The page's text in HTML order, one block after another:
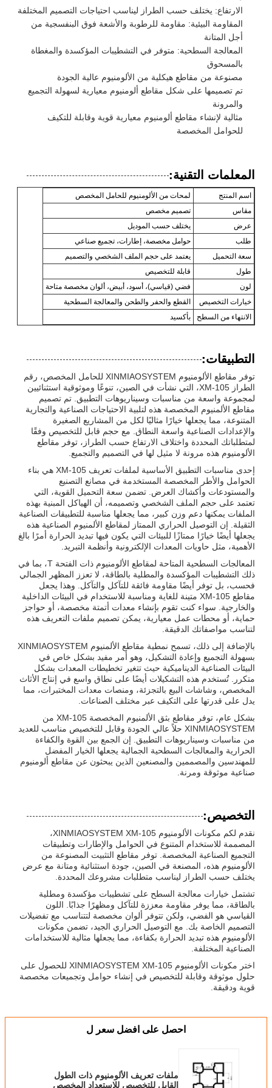
الارتفاع: يختلف حسب الطراز ليناسب احتياجات التصميم المختلفة
المقاومة البيئية: مقاومة للرطوبة والأشعة فوق البنفسجية من
أجل المتانة
المعالجة السطحية: متوفر في التشطيبات المؤكسدة والمغطاة
بالمسحوق
مصنوعة من مقاطع هيكلية من الألومنيوم عالية الجودة
تم تصميمها على شكل مقاطع ألومنيوم معيارية لسهولة التجميع
والمرونة
مثالية لإنشاء مقاطع ألومنيوم معيارية قوية وقابلة للتكيف
للحوامل المخصصة
المعلمات التقنية:
اسم المنتج
لمحات من الألومنيوم للحامل المخصص
مقاس
تصميم مخصص
عرض
يختلف حسب الموديل
طلب
حوامل مخصصة، إطارات، تجميع صناعي
سعة التحميل
يعتمد على حجم الملف الشخصي والتصميم
طول
قابلة للتخصيص
لون
فضي (قياسي)، أسود، أبيض، ألوان مخصصة متاحة
خيارات التخصيص
القطع والحفر والطحن والمعالجة السطحية
الانتهاء من السطح
بأكسيد
التطبيقات:
توفر مقاطع الألومنيوم XINMIAOSYSTEM للحامل المخصص، رقم
الطراز XM-105، التي نشأت في الصين، تنوعًا وموثوقية استثنائيين
لمجموعة واسعة من مناسبات وسيناريوهات التطبيق. تم تصميم
مقاطع الألمنيوم المخصصة هذه لتلبية الاحتياجات الصناعية والتجارية
المتنوعة، مما يجعلها خيارًا مثاليًا لكل من المشاريع الصغيرة
والإعدادات الصناعية واسعة النطاق. مع حجم قابل للتخصيص وفقًا
لمتطلباتك المحددة واختلاف الارتفاع حسب الطراز، توفر مقاطع
الألومنيوم هذه مرونة لا مثيل لها في التصميم والتجميع.
إحدى مناسبات التطبيق الأساسية لملفات تعريف XM-105 هي بناء
الحوامل والأطر المخصصة المستخدمة في مصانع التصنيع
والمستودعات وأكشاك العرض. تضمن سعة التحميل القوية، التي
تعتمد على حجم الملف الشخصي وتصميمه، أن الهياكل المبنية بهذه
الملفات يمكنها دعم وزن كبير، مما يجعلها مناسبة للتطبيقات الصناعية
الثقيلة. إن التوصيل الحراري الممتاز لمقاطع الألمنيوم الصناعية هذه
يجعلها أيضًا خيارًا ممتازًا للبيئات التي يكون فيها تبديد الحرارة أمرًا بالغ
الأهمية، مثل حاويات المعدات الإلكترونية وأنظمة التبريد.
المعالجات السطحية المتاحة لمقاطع الألومنيوم ذات الفتحة T، بما في
ذلك التشطيبات المؤكسدة والمطلية بالطاقة، لا تعزز المظهر الجمالي
فحسب، بل توفر أيضًا مقاومة فائقة للتآكل والتآكل. وهذا يجعل
مقاطع XM-105 متينة للغاية ومناسبة للاستخدام في البيئات الداخلية
والخارجية. سواء كنت تقوم بإنشاء معدات أتمتة مخصصة، أو حواجز
حماية، أو محطات عمل معيارية، يمكن تصميم ملفات التعريف هذه
لتناسب مواصفاتك الدقيقة.
بالإضافة إلى ذلك، تسمح نمطية مقاطع الألمنيوم XINMIAOSYSTEM
بسهولة التجميع وإعادة التشكيل، وهو أمر مفيد بشكل خاص في
البيئات الصناعية الديناميكية حيث تتغير تخطيطات المعدات بشكل
متكرر. تُستخدم هذه التشكيلات أيضًا على نطاق واسع في إنتاج الأثاث
المخصص، وشاشات البيع بالتجزئة، ومنصات معدات المختبرات، مما
يدل على قدرتها على التكيف عبر مختلف الصناعات.
بشكل عام، توفر مقاطع بثق الألمنيوم المخصصة XM-105 من
XINMIAOSYSTEM حلاً عالي الجودة وقابل للتخصيص مناسب للعديد
من مناسبات وسيناريوهات التطبيق. إن الجمع بين القوة والكفاءة
الحرارية والمعالجات السطحية الجمالية يجعلها الخيار المفضل
للمهندسين والمصممين والمصنعين الذين يبحثون عن مقاطع ألومنيوم
صناعية موثوقة ومرنة.
التخصيص:
نقدم لكم مكونات الألومنيوم XINMIAOSYSTEM XM-105،
المصممة للاستخدام المتنوع في الحوامل والإطارات وتطبيقات
التجميع الصناعية المخصصة. توفر مقاطع التثبيت المصنوعة من
الألومنيوم هذه، المصنعة في الصين، جودة استثنائية ومتانة مع عرض
يختلف حسب الطراز ليناسب متطلبات مشروعك المحددة.
تشتمل خيارات معالجة السطح على تشطيبات مؤكسدة ومطلية
بالطاقة، مما يوفر مقاومة معززة للتآكل ومظهرًا جذابًا. اللون
القياسي هو الفضي، ولكن تتوفر ألوان مخصصة لتتناسب مع تفضيلات
التصميم الخاصة بك. مع التوصيل الحراري الجيد، تضمن مكونات
الألومنيوم هذه تبديد الحرارة بكفاءة، مما يجعلها مثالية للاستخدامات
الصناعية المختلفة.
اختر مكونات الألومنيوم XINMIAOSYSTEM XM-105 للحصول على
حلول موثوقة وقابلة للتخصيص في إنشاء حوامل وتجميعات مخصصة
قوية ودقيقة.
احصل على افضل سعر ل
ملفات تعريف الألومنيوم ذات الطول
القابل للتخصيص للاستعداد المخصص